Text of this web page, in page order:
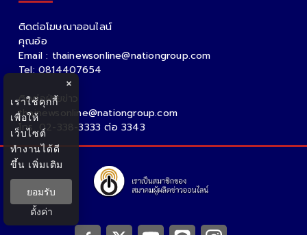
ติดต่อโฆษณาออนไลน์
คุณอ้อ
Email : thainewsonline@nationgroup.com
Tel: 0814407654
ติดต่อฝ่ายข่าว
thainewsonline@nationgroup.com
โทร. 02-338-3333 ต่อ 3343
×
เราใช้คุกกี้
เพื่อให้
เว็บไซต์
ทำงานได้ดี
ขึ้น เพิ่มเติม
ยอมรับ
ตั้งค่า